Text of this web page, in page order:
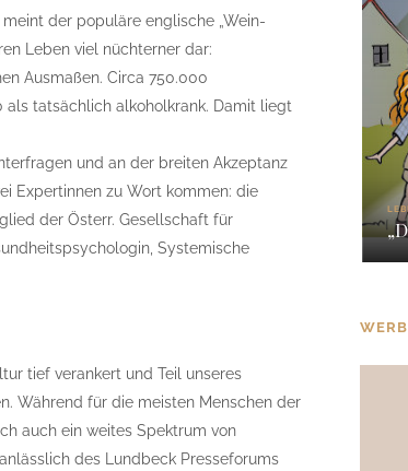
der populäre englische „Wein-
Leben viel nüchterner dar:
Ausmaßen. Circa 750.000
tatsächlich alkoholkrank. Damit liegt
und an der breiten Akzeptanz
Expertinnen zu Wort kommen: die
der Österr. Gesellschaft für
Systemische
tief verankert und Teil unseres
Während für die meisten Menschen der
auch ein weites Spektrum von
des Lundbeck Presseforums